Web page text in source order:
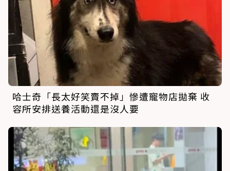
哈士奇「長太好笑賣不掉」慘遭寵物店拋棄 收
容所安排送養活動還是沒人要